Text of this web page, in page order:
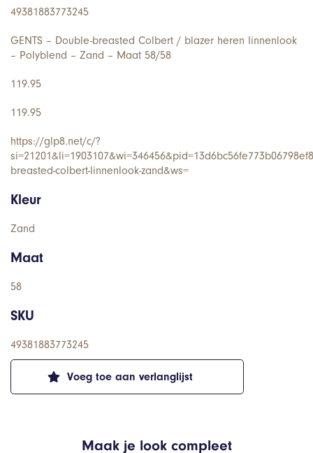
Voeg toe aan verlanglijst
49381883773245
GENTS – Double-breasted Colbert / blazer heren linnenlook
– Polyblend – Zand – Maat 58/58
119.95
119.95
https://glp8.net/c/?
breasted-colbert-linnenlook-zand&ws=
Kleur
Zand
Maat
58
SKU
49381883773245
Maak je look compleet